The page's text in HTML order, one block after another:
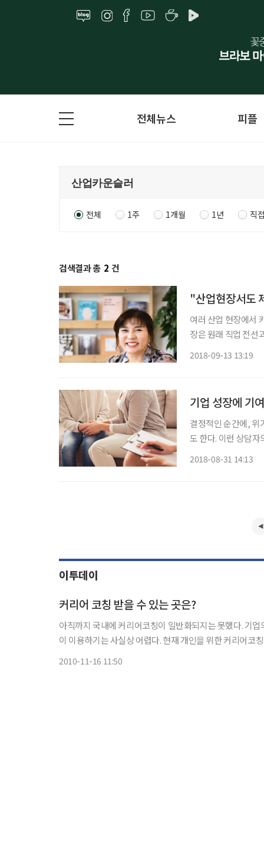
전체뉴스 피플
전체 1주 1개월 1년 직
검색결과 총 2 건
"산업현장서도
여러 산업 현장에서
장은 원래 직업 전선
2018-09-13 13:19
기업 성장에 기
결정적인 순간에, 위
도 한다. 이런 상담
2018-08-31 14:13
이투데이
커리어 코칭 받을 수 있는 곳은?
아직까지 국내에 커리어코칭이 일반화되지는 못했다. 기
이 이용하기는 사실상 어렵다. 현재 개인을 위한 커리어코칭은 헤드헌팅업체나 취업포털 몇몇이 부가적 서비스로 제공하고 있다. 취
2010-11-16 11:50